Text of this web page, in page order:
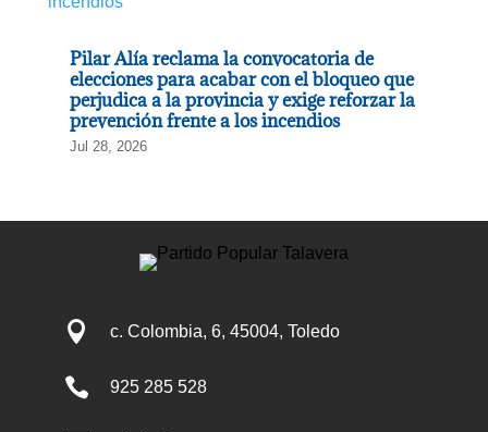
Pilar Alía reclama la convocatoria de
elecciones para acabar con el bloqueo que
perjudica a la provincia y exige reforzar la
prevención frente a los incendios
Jul 28, 2026
 c. Colombia, 6, 45004, Toledo
 925 285 528